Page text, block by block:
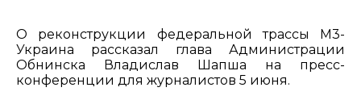
О реконструкции федеральной трассы М3-
Украина рассказал глава Администрации
Обнинска Владислав Шапша на пресс-
конференции для журналистов 5 июня.